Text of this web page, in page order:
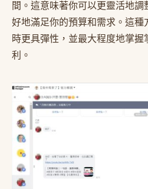
間。這意味著你可以更靈活地調
好地滿足你的預算和需求。這種
時更具彈性，並最大程度地掌
利。